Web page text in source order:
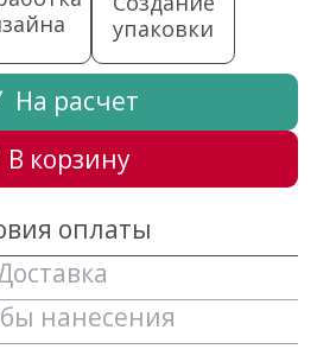
упаковки
На расчет
В корзину
оплаты
нанесения